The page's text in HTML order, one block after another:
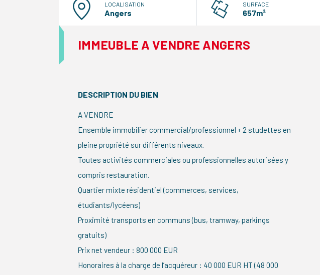
LOCALISATION
Angers
SURFACE
657m²
IMMEUBLE A VENDRE ANGERS
DESCRIPTION DU BIEN
A VENDRE
Ensemble immobilier commercial/professionnel + 2 studettes en
pleine propriété sur différents niveaux.
Toutes activités commerciales ou professionnelles autorisées y
compris restauration.
Quartier mixte résidentiel (commerces, services,
étudiants/lycéens)
Proximité transports en communs (bus, tramway, parkings
gratuits)
Prix net vendeur : 800 000 EUR
Honoraires à la charge de l’acquéreur : 40 000 EUR HT (48 000